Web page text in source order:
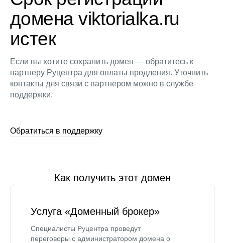
домена viktorialka.ru
истек
Если вы хотите сохранить домен — обратитесь к
партнеру Руцентра для оплаты продления. Уточнить
контакты для связи с партнером можно в службе
поддержки.
Обратиться в поддержку
Как получить этот домен
Услуга «Доменный брокер»
Специалисты Руцентра проведут
переговоры с администратором домена о